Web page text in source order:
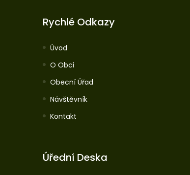
Rychlé Odkazy
Úvod
O Obci
Obecní Úřad
Návštěvník
Kontakt
Úřední Deska